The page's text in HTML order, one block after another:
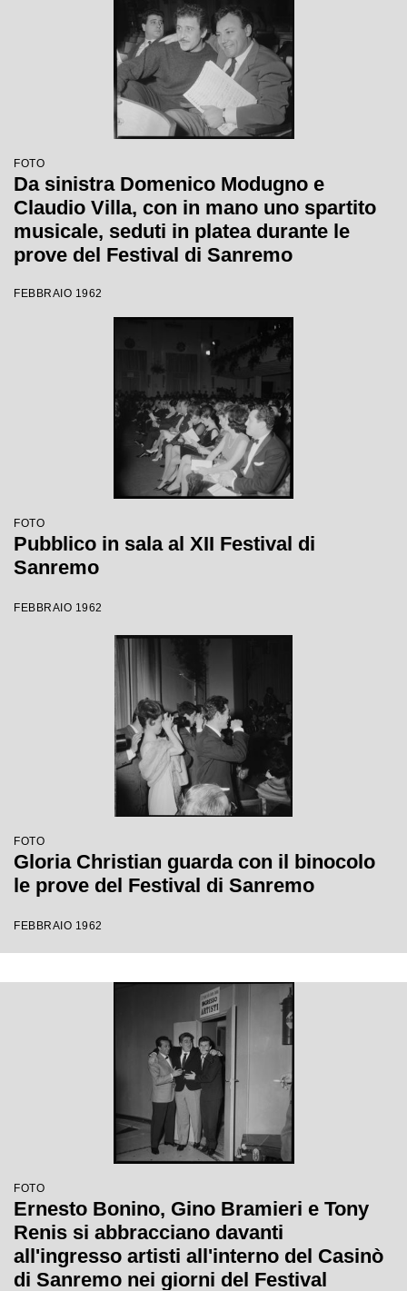
FOTO
Da sinistra Domenico Modugno e
Claudio Villa, con in mano uno spartito
musicale, seduti in platea durante le
prove del Festival di Sanremo
FEBBRAIO 1962
FOTO
Pubblico in sala al XII Festival di
Sanremo
FEBBRAIO 1962
FOTO
Gloria Christian guarda con il binocolo
le prove del Festival di Sanremo
FEBBRAIO 1962
FOTO
Ernesto Bonino, Gino Bramieri e Tony
Renis si abbracciano davanti
all'ingresso artisti all'interno del Casinò
di Sanremo nei giorni del Festival